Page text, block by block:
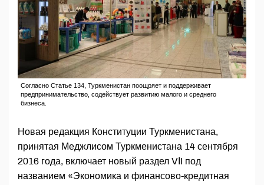
Согласно Статье 134, Туркменистан поощряет и поддерживает
предпринимательство, содействует развитию малого и среднего
бизнеса.
Новая редакция Конституции Туркменистана,
принятая Меджлисом Туркменистана 14 сентября
2016 года, включает новый раздел VІI под
названием «Экономика и финансово-кредитная